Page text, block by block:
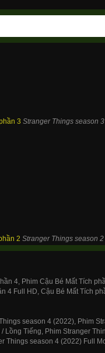
3 Stranger Things season 3
2 Stranger Things season 2
4, Phim Cậu Bé Mất Tích
4 Full HD, Cậu Bé Mất Tích
season 4 (2022), Phim
Tiếng, Phim Stranger
Things season 4 (2022) Full